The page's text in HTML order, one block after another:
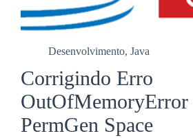
Desenvolvimento, Java
Corrigindo Erro
OutOfMemoryError
PermGen Space